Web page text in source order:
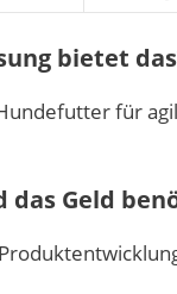
bietet
für
das Geld